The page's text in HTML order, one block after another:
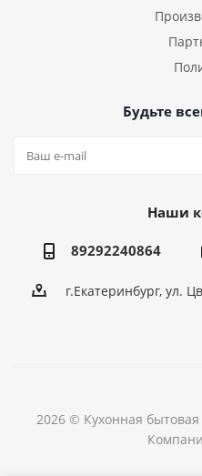
Будьте
Наши
89292240864
г.Екатеринбург, ул.
2026 © Кухонная